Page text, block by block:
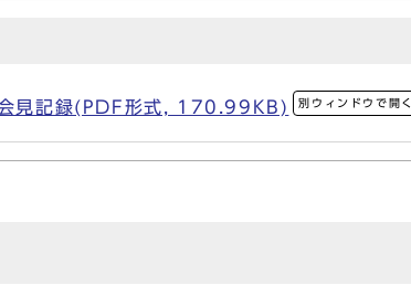
見記録(PDF形式, 170.99KB) 別ウィンドウで開く